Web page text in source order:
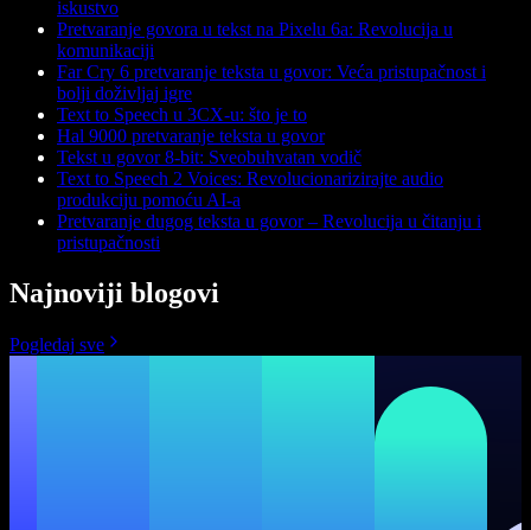
iskustvo
Pretvaranje govora u tekst na Pixelu 6a: Revolucija u
komunikaciji
Far Cry 6 pretvaranje teksta u govor: Veća pristupačnost i
bolji doživljaj igre
Text to Speech u 3CX-u: što je to
Hal 9000 pretvaranje teksta u govor
Tekst u govor 8-bit: Sveobuhvatan vodič
Text to Speech 2 Voices: Revolucionarizirajte audio
produkciju pomoću AI-a
Pretvaranje dugog teksta u govor – Revolucija u čitanju i
pristupačnosti
Najnoviji blogovi
Pogledaj sve